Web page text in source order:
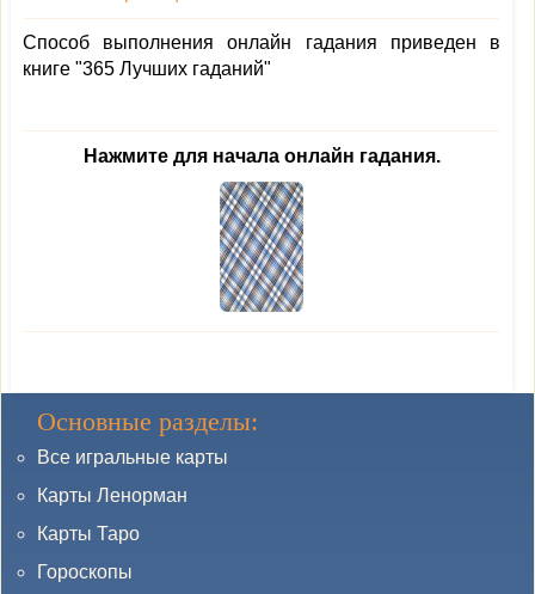
Способ выполнения онлайн гадания приведен в
книге "365 Лучших гаданий"
Нажмите для начала онлайн гадания.
Основные разделы:
Все игральные карты
Карты Ленорман
Карты Таро
Гороскопы